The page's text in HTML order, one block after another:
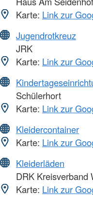
Karte: Link zur
Jugendrotkreuz
JRK
Karte: Link zur
Schülerhort
Karte: Link zur
Kleidercontainer
Karte: Link zur
Kleiderläden
DRK Kreisverband
Karte: Link zur